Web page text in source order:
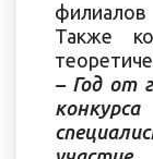
Также
– Год от